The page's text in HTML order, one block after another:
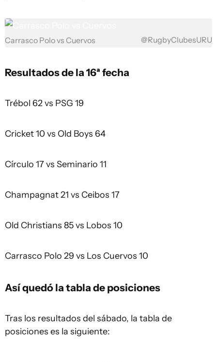
Carrasco Polo vs Cuervos @RugbyClubesURU
Resultados de la 16ª fecha
Trébol 62 vs PSG 19
Cricket 10 vs Old Boys 64
Círculo 17 vs Seminario 11
Champagnat 21 vs Ceibos 17
Old Christians 85 vs Lobos 10
Carrasco Polo 29 vs Los Cuervos 10
Así quedó la tabla de posiciones
Tras los resultados del sábado, la tabla de
posiciones es la siguiente: